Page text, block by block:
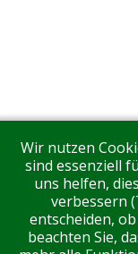
Wir nutzen
sind essenziell
uns helfen,
verbessern
entscheiden,
beachten Sie,